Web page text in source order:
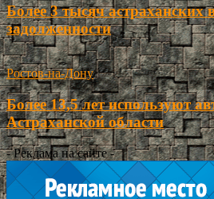
Более 3 тысяч астраханских
задолженности
Ростов-на-Дону
Более 13,5 лет используют
Астраханской области
- Реклама на сайте -